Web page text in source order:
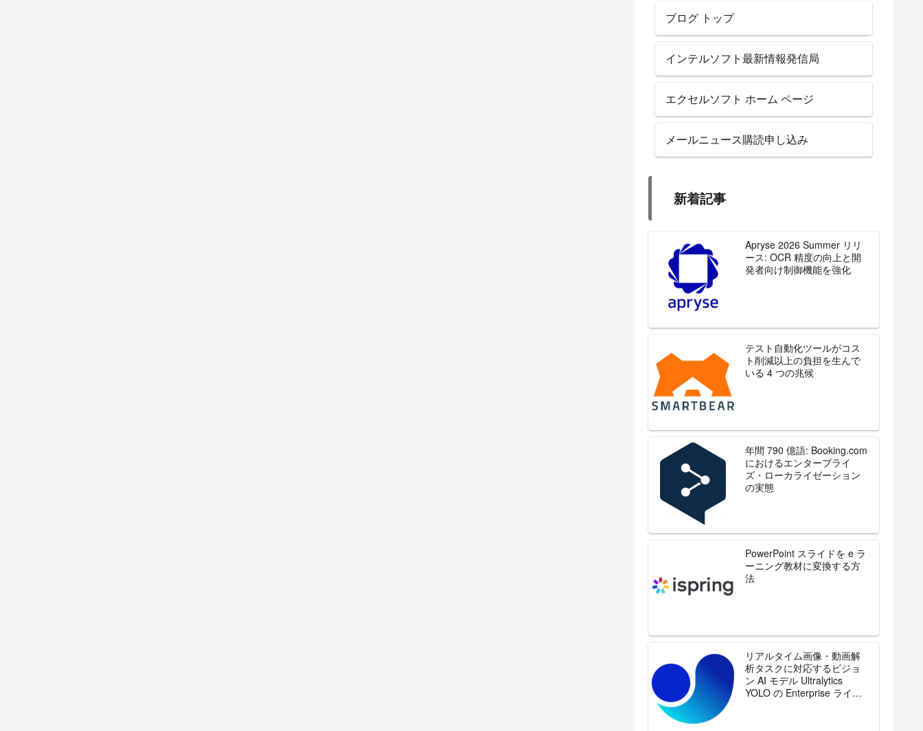
ブログ トップ
インテルソフト最新情報発信局
エクセルソフト ホーム ページ
メールニュース購読申し込み
新着記事
Apryse 2026 Summer リリ
ース: OCR 精度の向上と開
発者向け制御機能を強化
テスト自動化ツールがコス
ト削減以上の負担を生んで
いる 4 つの兆候
年間 790 億語: Booking.com
におけるエンタープライ
ズ・ローカライゼーション
の実態
PowerPoint スライドを e ラ
ーニング教材に変換する方
法
リアルタイム画像・動画解
析タスクに対応するビジョ
ン AI モデル Ultralytics
YOLO の Enterprise ライセ